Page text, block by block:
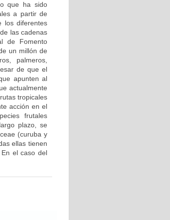
que ha sido
a partir de
los diferentes
las cadenas
de Fomento
un millón de
palmeros,
de que el
apunten al
actualmente
tropicales
acción en el
frutales
plazo, se
(curuba y
ellas tienen
el caso del